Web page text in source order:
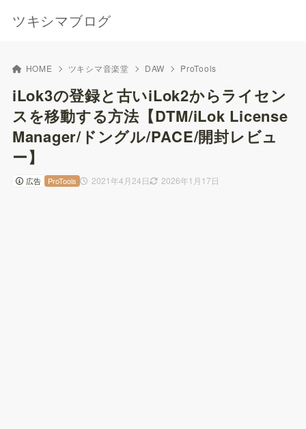
ツキシマブログ
HOME ツキシマ音楽堂 DAW ProTools
iLok3の登録と古いiLok2からライセン
スを移動する方法【DTM/iLok License
Manager/ドングル/PACE/開封レビュ
ー】
広告 2021年4月24日 2026年1月17日
ProTools